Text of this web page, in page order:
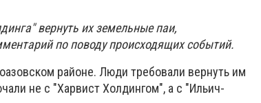
вернуть их земельные паи,
по поводу происходящих событий.
районе. Люди требовали вернуть им
не с "Харвист Холдингом", а с "Ильич-